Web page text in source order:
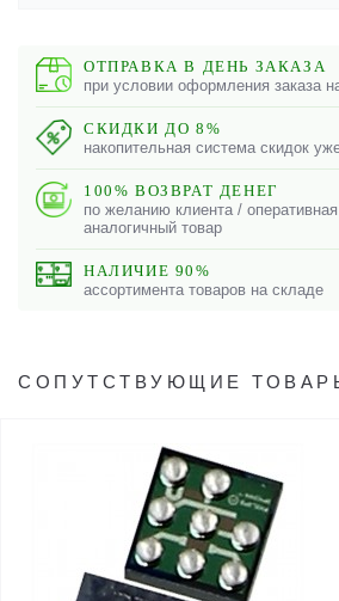
ОТПРАВКА В ДЕНЬ ЗАКАЗА
при условии оформления заказа
СКИДКИ ДО 8%
накопительная система скидок
100% ВОЗВРАТ ДЕНЕГ
по желанию клиента /
аналогичный товар
НАЛИЧИЕ 90%
ассортимента товаров на складе
СОПУТСТВУЮЩИЕ